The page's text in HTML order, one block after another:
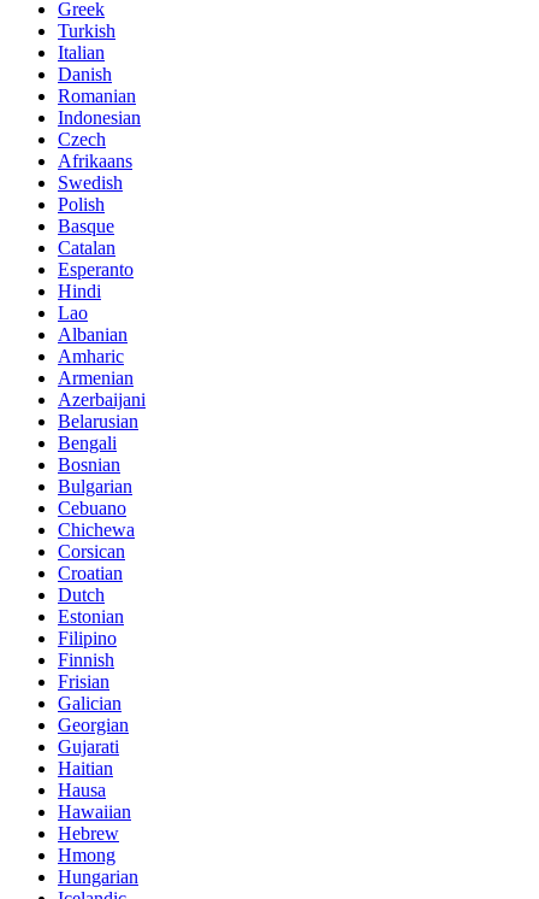
Greek
Turkish
Italian
Danish
Romanian
Indonesian
Czech
Afrikaans
Swedish
Polish
Basque
Catalan
Esperanto
Hindi
Lao
Albanian
Amharic
Armenian
Azerbaijani
Belarusian
Bengali
Bosnian
Bulgarian
Cebuano
Chichewa
Corsican
Croatian
Dutch
Estonian
Filipino
Finnish
Frisian
Galician
Georgian
Gujarati
Haitian
Hausa
Hawaiian
Hebrew
Hmong
Hungarian